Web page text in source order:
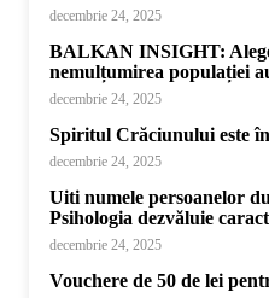
decembrie 24, 2025
BALKAN INSIGHT:
nemulțumirea populației
decembrie 24, 2025
Spiritul Crăciunului este
decembrie 24, 2025
Uiti numele persoanelor
Psihologia dezvăluie
decembrie 24, 2025
Vouchere de 50 de lei